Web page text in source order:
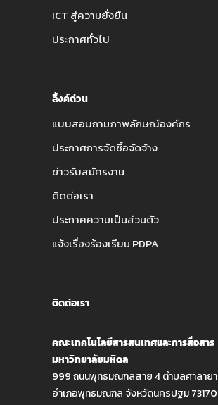
ICT สู่ความยั่งยืน
ประกาศทั่วไป
ลิ้งค์ด่วน
แบบสอบถามภาพลักษณ์องค์กร
ประกาศการจัดซื้อจัดจ้าง
ข่าวรับสมัครงาน
ติดต่อเรา
ประกาศความเป็นส่วนตัว
แจ้งเรื่องร้องเรียน PDPA
ติดต่อเรา
คณะเทคโนโลยีสารสนเทศและการสื่อสาร
มหาวิทยาลัยมหิดล
999 ถนนพุทธมณฑลสาย 4 ตำบลศาลายา
อำเภอพุทธมณฑล จังหวัดนครปฐม 73170